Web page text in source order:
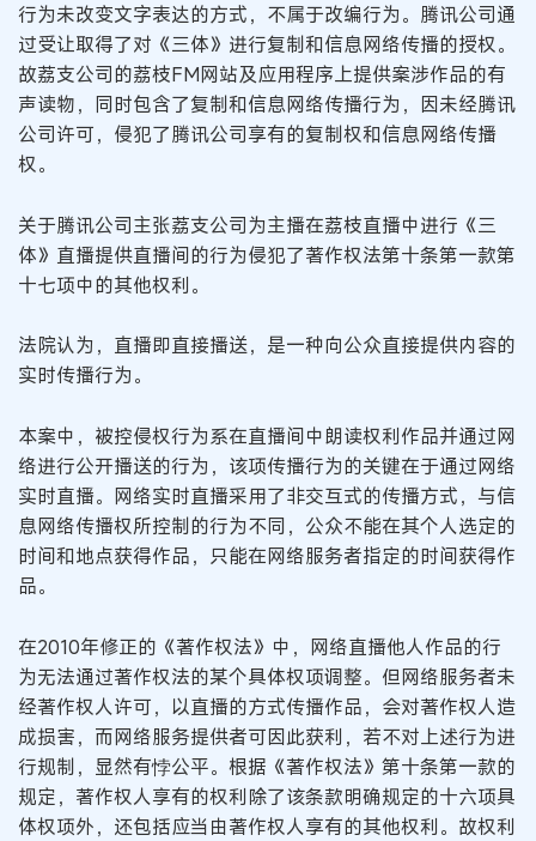
行为未改变文字表达的方式，不属于改编行为。腾讯公司通
过受让取得了对《三体》进行复制和信息网络传播的授权。
故荔支公司的荔枝FM网站及应用程序上提供案涉作品的有
声读物，同时包含了复制和信息网络传播行为，因未经腾讯
公司许可，侵犯了腾讯公司享有的复制权和信息网络传播
权。
关于腾讯公司主张荔支公司为主播在荔枝直播中进行《三
体》直播提供直播间的行为侵犯了著作权法第十条第一款第
十七项中的其他权利。
法院认为，直播即直接播送，是一种向公众直接提供内容的
实时传播行为。
本案中，被控侵权行为系在直播间中朗读权利作品并通过网
络进行公开播送的行为，该项传播行为的关键在于通过网络
实时直播。网络实时直播采用了非交互式的传播方式，与信
息网络传播权所控制的行为不同，公众不能在其个人选定的
时间和地点获得作品，只能在网络服务者指定的时间获得作
品。
在2010年修正的《著作权法》中，网络直播他人作品的行
为无法通过著作权法的某个具体权项调整。但网络服务者未
经著作权人许可，以直播的方式传播作品，会对著作权人造
成损害，而网络服务提供者可因此获利，若不对上述行为进
行规制，显然有悖公平。根据《著作权法》第十条第一款的
规定，著作权人享有的权利除了该条款明确规定的十六项具
体权项外，还包括应当由著作权人享有的其他权利。故权利